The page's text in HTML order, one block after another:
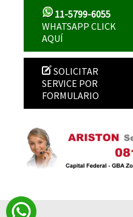
11-5799-6055
WHATSAPP CLICK
AQUÍ
SOLICITAR
SERVICE POR
FORMULARIO